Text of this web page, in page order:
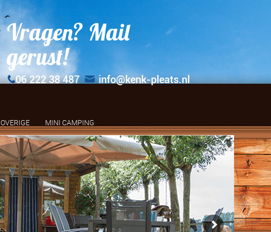
Vragen? Mail
gerust!
06 222 38 487 info@kenk-pleats.nl
OVERIGE MINI CAMPING